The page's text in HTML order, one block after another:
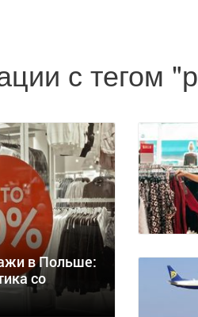
с тегом
в Польше:
со